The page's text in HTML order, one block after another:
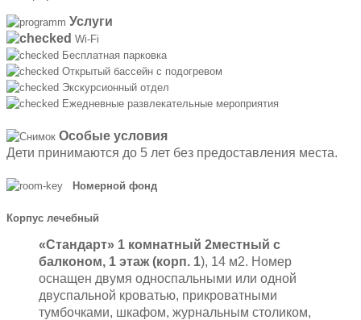
Услуги
Wi-Fi
Бесплатная парковка
Открытый бассейн с подогревом
Экскурсионный отдел
Ежедневные развлекательные мероприятия
Особые условия
Дети принимаются до 5 лет без предоставления места.
Номерной фонд
Корпус лечебный
«Стандарт» 1 комнатный 2местный с
балконом, 1 этаж (корп. 1), 14 м2. Номер
оснащен двумя односпальными или одной
двуспальной кроватью, прикроватными
тумбочками, шкафом, журнальным столиком,